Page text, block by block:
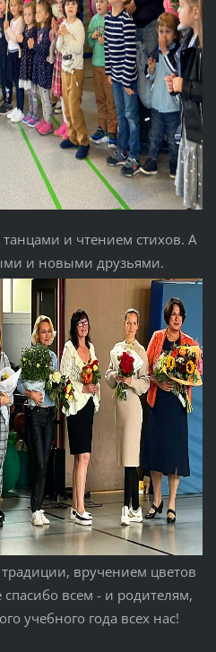
и чтением стихов. А
и новыми друзьями.
вручением цветов
всем - и родителям,
учебного года всех нас!